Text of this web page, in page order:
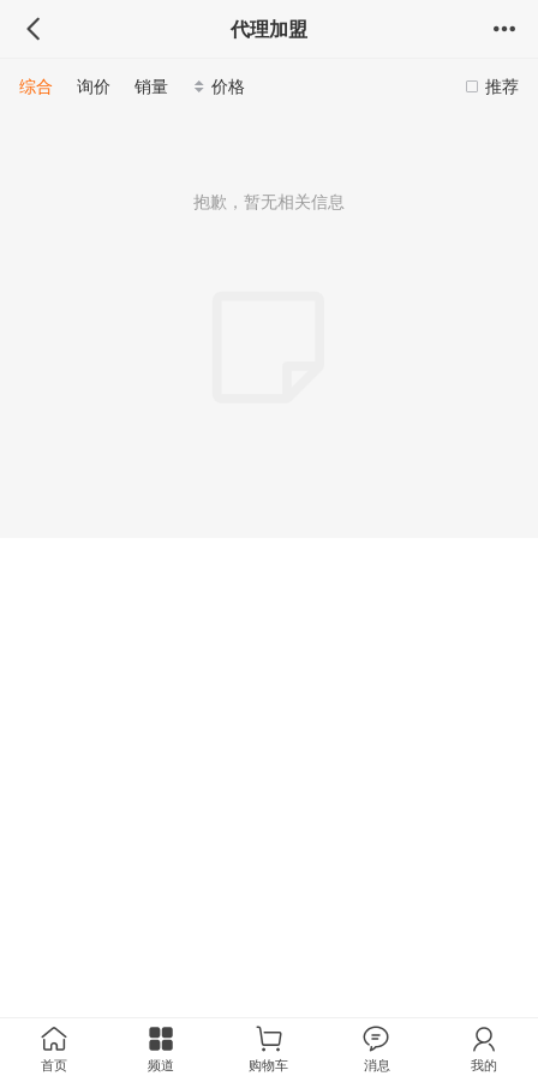
代理加盟
推荐
综合 询价 销量 价格
抱歉，暂无相关信息
首页 频道 购物车 消息 我的